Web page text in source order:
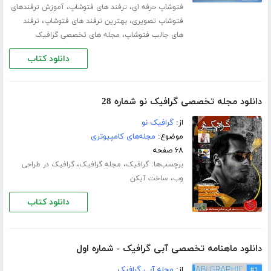
فتوشاپ حرفه ای، ترفند های فتوشاپ،آموزش ترفندهای
فتوشاپ تصویری،بهترین ترفند های فتوشاپ، ترفند
های جالب فتوشاپ، مجله های تخصصی گرافیک
دانلود کتاب
دانلود مجله تخصصی گرافیک نو شماره 28
از:گرافیک نو
موضوع: مجله‌های کامپیوتری
۶۸ صفحه
برچسب‌ها:گرافیک، مجله گرافیک،گرافیک در طراحی
وب، ساخت آیکن
دانلود کتاب
دانلود ماهنامه تخصصی آبی گرافیک - شماره اول